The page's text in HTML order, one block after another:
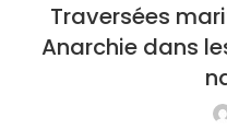
Traversées
Anarchie dans